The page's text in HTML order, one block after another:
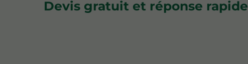
Devis gratuit et réponse rapide